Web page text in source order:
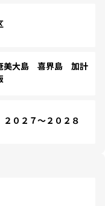
大島 喜界島 加計
０２７～２０２８